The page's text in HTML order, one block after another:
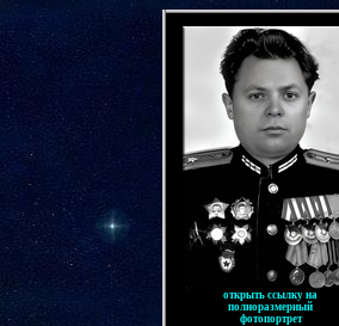
открыть ссылку на
полноразмерный
фотопортрет